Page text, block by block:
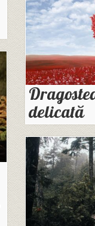
delicată